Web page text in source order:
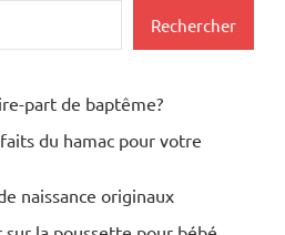
Rechercher
part de baptême?
du hamac pour votre
naissance originaux